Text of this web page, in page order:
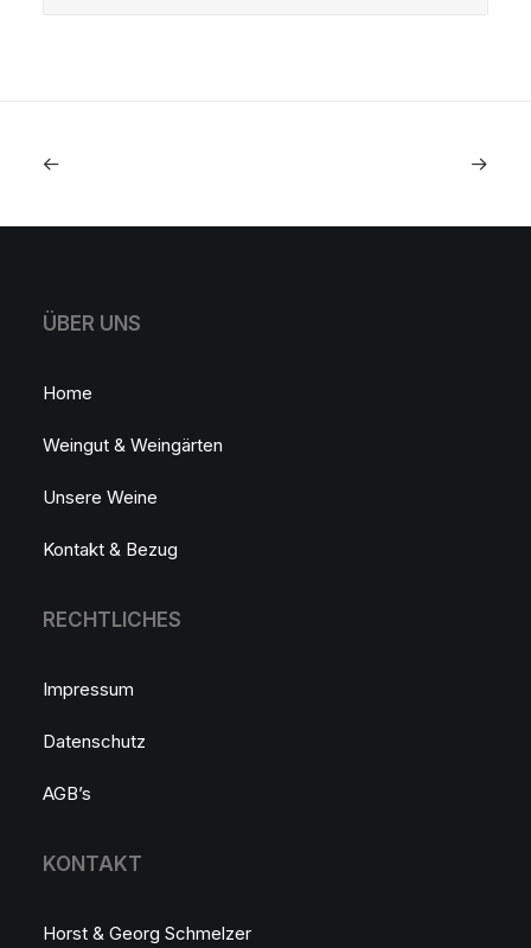
ÜBER UNS
Home
Weingut & Weingärten
Unsere Weine
Kontakt & Bezug
RECHTLICHES
Impressum
Datenschutz
AGB’s
KONTAKT
Horst & Georg Schmelzer